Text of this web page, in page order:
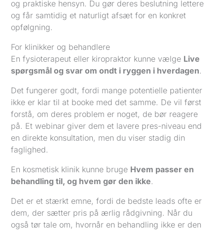
og praktiske hensyn. Du gør deres beslutning lettere
og får samtidig et naturligt afsæt for en konkret
opfølgning.
For klinikker og behandlere
En fysioterapeut eller kiropraktor kunne vælge Live
spørgsmål og svar om ondt i ryggen i hverdagen.
Det fungerer godt, fordi mange potentielle patienter
ikke er klar til at booke med det samme. De vil først
forstå, om deres problem er noget, de bør reagere
på. Et webinar giver dem et lavere pres-niveau end
en direkte konsultation, men du viser stadig din
faglighed.
En kosmetisk klinik kunne bruge Hvem passer en
behandling til, og hvem gør den ikke.
Det er et stærkt emne, fordi de bedste leads ofte er
dem, der sætter pris på ærlig rådgivning. Når du
også tør tale om, hvornår en behandling ikke er den